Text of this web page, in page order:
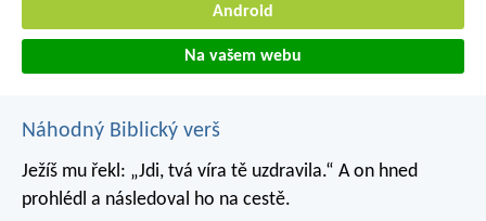
Android
Na vašem webu
Náhodný Biblický verš
Ježíš mu řekl: „Jdi, tvá víra tě uzdravila.“ A on hned
prohlédl a následoval ho na cestě.